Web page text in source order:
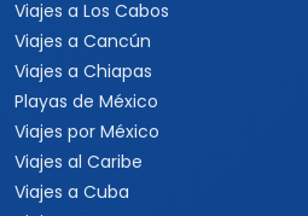
Viajes a Los Cabos
Viajes a Cancún
Viajes a Chiapas
Playas de México
Viajes por México
Viajes al Caribe
Viajes a Cuba